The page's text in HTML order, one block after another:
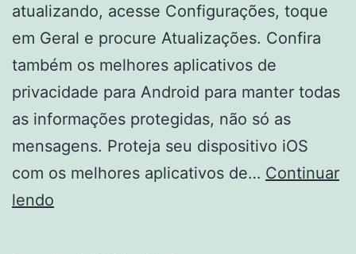
atualizando, acesse Configurações, toque
em Geral e procure Atualizações. Confira
também os melhores aplicativos de
privacidade para Android para manter todas
as informações protegidas, não só as
mensagens. Proteja seu dispositivo iOS
com os melhores aplicativos de… Continuar
lendo